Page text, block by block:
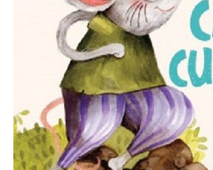
Management si leadership
Pedagogie
Resurse umane
Vanzari si marketing
Carte scolara
Atlase, dictionare si enciclopedii
Carte prescolara